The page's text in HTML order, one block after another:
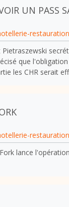
UN
que
les CHR serait
lance